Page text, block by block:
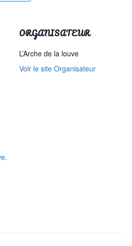
ORGANISATEUR
L’Arche de la louve
Voir le site Organisateur